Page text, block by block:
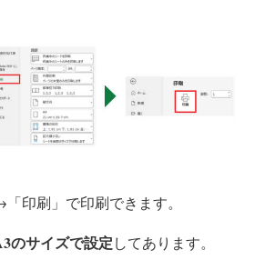
印刷」で印刷できます。
のサイズで設定してあります。